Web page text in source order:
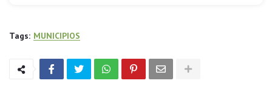
Tags: MUNICIPIOS